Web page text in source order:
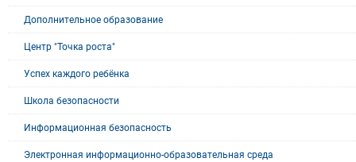
Дополнительное образование
Центр "Точка роста"
Успех каждого ребёнка
Школа безопасности
Информационная безопасность
Электронная информационно-образовательная среда